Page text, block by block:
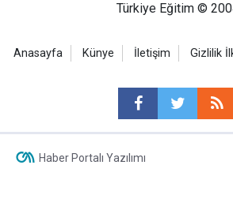
Türkiye Eğitim ©
Anasayfa Künye İletişim Gizlilik
Haber Portalı Yazılımı